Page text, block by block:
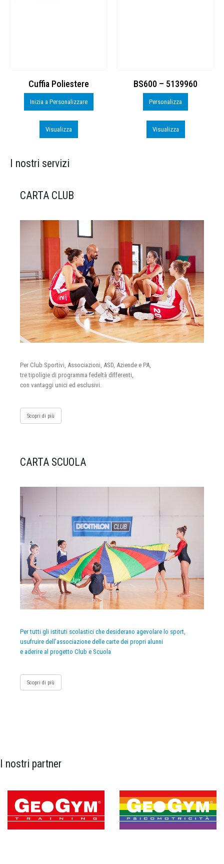
Cuffia Poliestere
Inizia a Personalizzare
Visualizza
BS600 – 5139960
Personalizza
Visualizza
I nostri servizi
CARTA CLUB
Per Club Sportivi, Associazioni, ASD, Aziende e PA,
tre tipoligie di programma fedeltà differenti,
con vantaggi unici ed esclusivi.
Scopri di più
CARTA SCUOLA
Per tutti gli istituti scolastici che desiderano agevolare lo sport,
usufruire dell’associazione delle carte dei propri alunni
e aderire al progetto Club e Scuola
Scopri di più
I nostri partner